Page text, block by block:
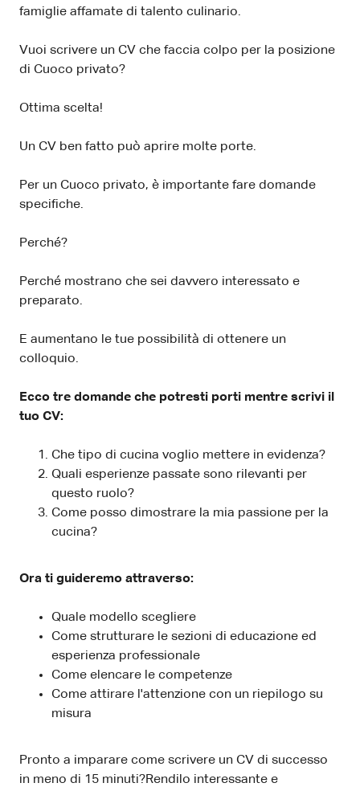
famiglie affamate di talento culinario.
Vuoi scrivere un CV che faccia colpo per la posizione
di Cuoco privato?
Ottima scelta!
Un CV ben fatto può aprire molte porte.
Per un Cuoco privato, è importante fare domande
specifiche.
Perché?
Perché mostrano che sei davvero interessato e
preparato.
E aumentano le tue possibilità di ottenere un
colloquio.
Ecco tre domande che potresti porti mentre scrivi il
tuo CV:
Che tipo di cucina voglio mettere in evidenza?
Quali esperienze passate sono rilevanti per
questo ruolo?
Come posso dimostrare la mia passione per la
cucina?
Ora ti guideremo attraverso:
Quale modello scegliere
Come strutturare le sezioni di educazione ed
esperienza professionale
Come elencare le competenze
Come attirare l'attenzione con un riepilogo su
misura
Pronto a imparare come scrivere un CV di successo
in meno di 15 minuti?Rendilo interessante e